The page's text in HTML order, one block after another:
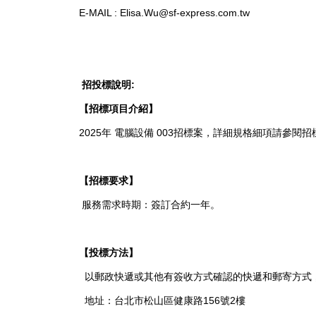
E-MAIL : Elisa.Wu@sf-express.com.tw
招投標說明:
【招標項目介紹】
2025年 電腦設備 003招標案，詳細規格細項請參閱招
【招標要求】
服務需求時期：簽訂合約一年。
【投標方法】
以郵政快遞或其他有簽收方式確認的快遞和郵寄方式
地址：台北市松山區健康路156號2樓